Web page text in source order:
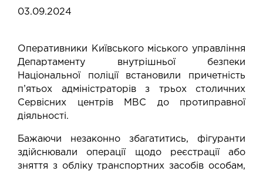
03.09.2024
Оперативники Київського міського управління
Департаменту внутрішньої безпеки
Національної поліції встановили причетність
п’ятьох адміністраторів з трьох столичних
Сервісних центрів МВС до протиправної
діяльності.
Бажаючи незаконно збагатитись, фігуранти
здійснювали операції щодо реєстрації або
зняття з обліку транспортних засобів особам,